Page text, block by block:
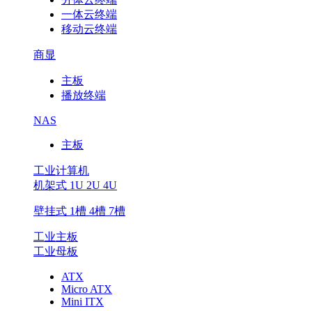
一体云终端
移动云终端
商显
主板
播放终端
NAS
主板
工业计算机
机架式 1U 2U 4U
壁挂式 1槽 4槽 7槽
工业主板
工业母板
ATX
Micro ATX
Mini ITX